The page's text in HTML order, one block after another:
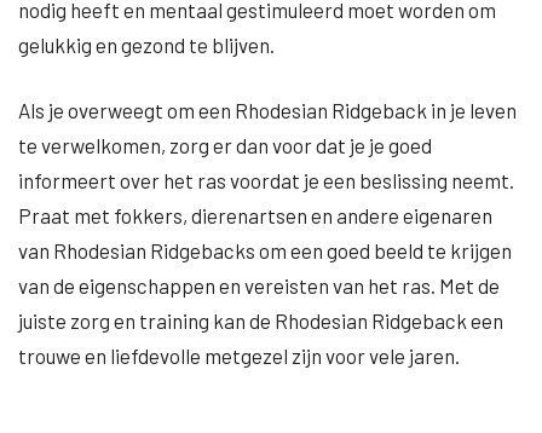
nodig heeft en mentaal gestimuleerd moet worden om
gelukkig en gezond te blijven.
Als je overweegt om een Rhodesian Ridgeback in je leven
te verwelkomen, zorg er dan voor dat je je goed
informeert over het ras voordat je een beslissing neemt.
Praat met fokkers, dierenartsen en andere eigenaren
van Rhodesian Ridgebacks om een goed beeld te krijgen
van de eigenschappen en vereisten van het ras. Met de
juiste zorg en training kan de Rhodesian Ridgeback een
trouwe en liefdevolle metgezel zijn voor vele jaren.